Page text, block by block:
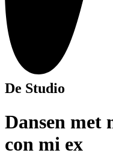
De Studio
Dansen met
con mi ex